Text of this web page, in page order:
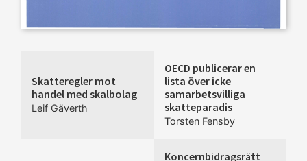
Skatteregler mot
handel med skalbolag
Leif Gäverth
OECD publicerar en
lista över icke
samarbetsvilliga
skatteparadis
Torsten Fensby
Koncernbidragsrätt